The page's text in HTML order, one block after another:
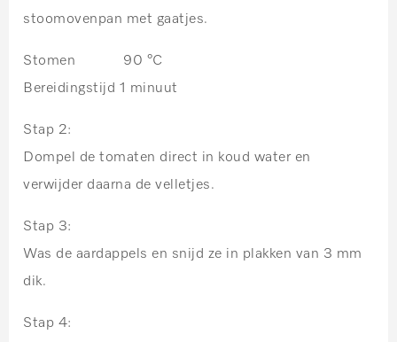
stoomovenpan met gaatjes.
Stomen 90 °C
Bereidingstijd 1 minuut
Stap 2:
Dompel de tomaten direct in koud water en
verwijder daarna de velletjes.
Stap 3:
Was de aardappels en snijd ze in plakken van 3 mm
dik.
Stap 4: